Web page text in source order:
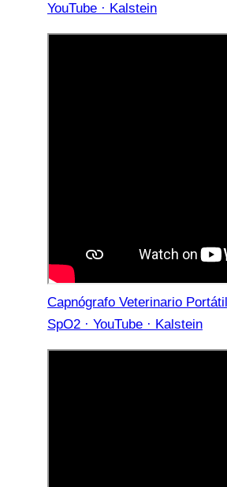
YouTube · Kalstein
Capnógrafo Veterinario
SpO2 · YouTube · Kalstein